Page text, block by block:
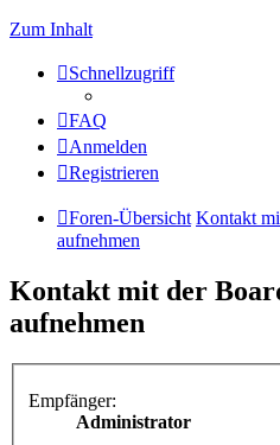
Zum Inhalt
Schnellzugriff
FAQ
Anmelden
Registrieren
Foren-Übersicht Kontakt
aufnehmen
Kontakt mit der
aufnehmen
Empfänger:
Administrator